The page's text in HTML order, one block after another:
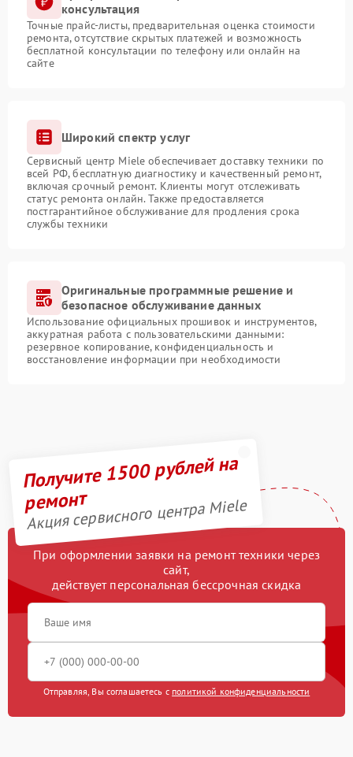
консультация
Точные прайс-листы, предварительная оценка стоимости
ремонта, отсутствие скрытых платежей и возможность
бесплатной консультации по телефону или онлайн на
сайте
Широкий спектр услуг
Сервисный центр Miele обеспечивает доставку техники по
всей РФ, бесплатную диагностику и качественный ремонт,
включая срочный ремонт. Клиенты могут отслеживать
статус ремонта онлайн. Также предоставляется
постгарантийное обслуживание для продления срока
службы техники
Оригинальные программные решение и
безопасное обслуживание данных
Использование официальных прошивок и инструментов,
аккуратная работа с пользовательскими данными:
резервное копирование, конфиденциальность и
восстановление информации при необходимости
Получите 1500 рублей на
ремонт
Акция сервисного центра Miele
При оформлении заявки на ремонт техники через
сайт,
действует персональная бессрочная скидка
Отправляя, Вы соглашаетесь с политикой конфиденциальности